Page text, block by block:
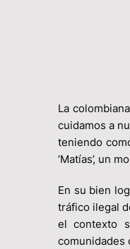
La
cuidamos a
teniendo
‘Matías’, un
En su bien
tráfico ilegal
el contexto
comunidades